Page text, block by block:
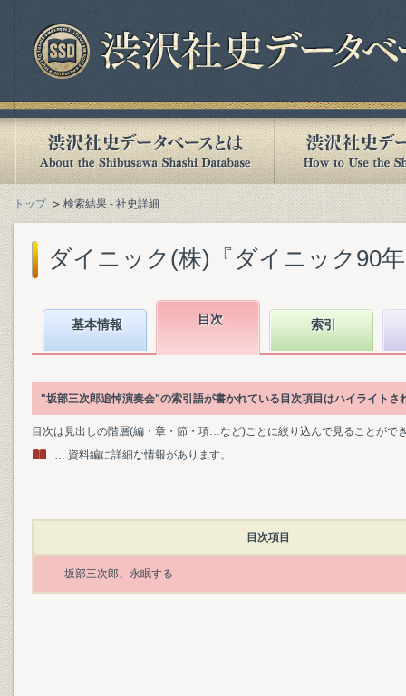
トップ 検索結果 - 社史詳細
ダイニック(株)『ダイニック90
基本情報 目次 索引
"坂部三次郎追悼演奏会"の索引語が書かれている目次項目はハイライトさ
目次は見出しの階層(編・章・節・項…など)ごとに絞り込んで見ることがで
… 資料編に詳細な情報があります。
目次項目
坂部三次郎、永眠する